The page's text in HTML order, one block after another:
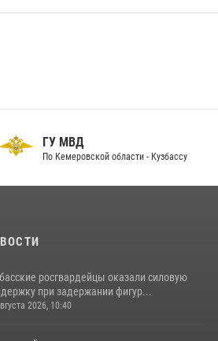
ГУ МВД
По Кемеровской области - Кузбассу
росгвардейцы оказали силовую
при задержании фигур...
2026, 10:40